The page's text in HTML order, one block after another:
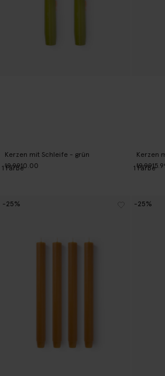
Kerzen mit Schleife - grün
19.9910.00
1Farbe
Kerzen
19.99
1Farbe
-25% -25%